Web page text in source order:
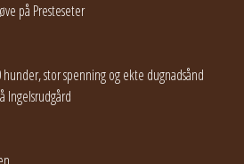
på Presteseter
stor spenning og ekte dugnadsånd
Ingelsrudgård